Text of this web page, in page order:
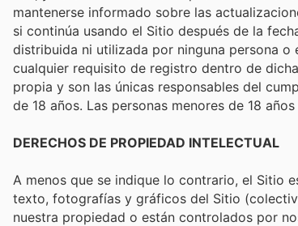
mantenerse informado sobre las
si continúa usando el Sitio después de la
distribuida ni utilizada por ninguna persona
cualquier requisito de registro dentro de
propia y son las únicas responsables del
de 18 años. Las personas menores de 18
DERECHOS DE PROPIEDAD INTELECTUAL
A menos que se indique lo contrario, el Sitio
texto, fotografías y gráficos del Sitio
nuestra propiedad o están controlados por